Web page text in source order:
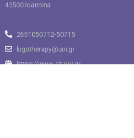
45500 Ioannina
2651050712-50715
logotherapy@uoi.gr
https://www.slt.uoi.gr